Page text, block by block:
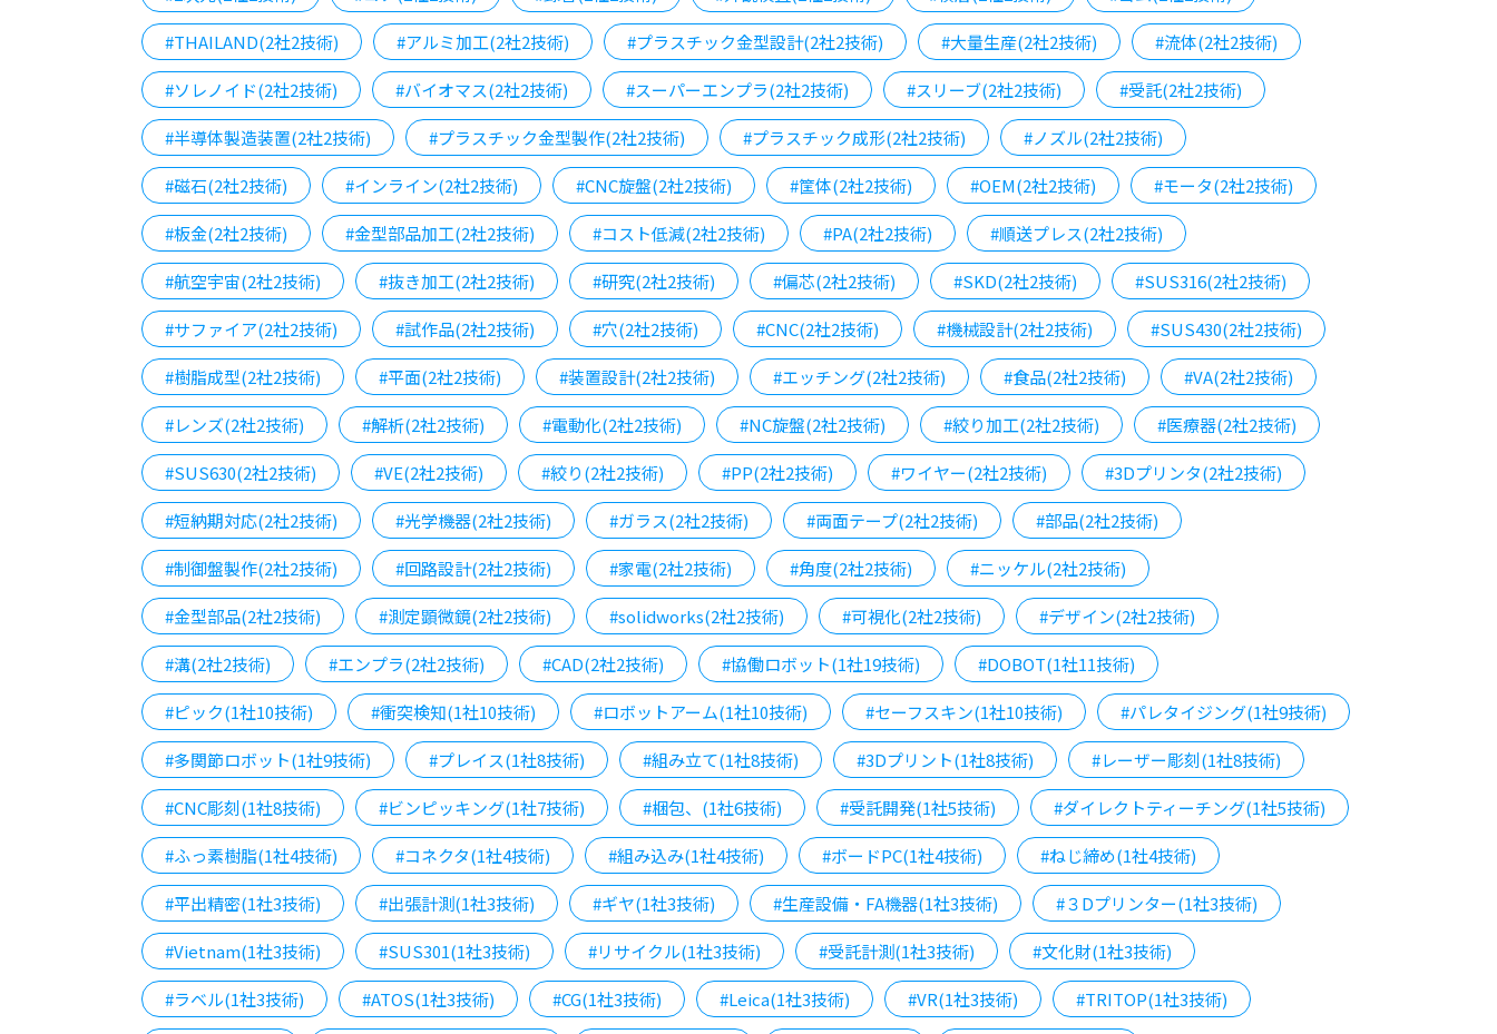
#THAILAND(2社2技術) #アルミ加工(2社2技術) #プラスチック金型設計(2社2技術) #大量生産(2社2技術) #流体(2社2技術)
#ソレノイド(2社2技術) #バイオマス(2社2技術) #スーパーエンプラ(2社2技術) #スリーブ(2社2技術) #受託(2社2技術)
#半導体製造装置(2社2技術) #プラスチック金型製作(2社2技術) #プラスチック成形(2社2技術) #ノズル(2社2技術)
#磁石(2社2技術) #インライン(2社2技術) #CNC旋盤(2社2技術) #筐体(2社2技術) #OEM(2社2技術) #モータ(2社2技術)
#板金(2社2技術) #金型部品加工(2社2技術) #コスト低減(2社2技術) #PA(2社2技術) #順送プレス(2社2技術)
#航空宇宙(2社2技術) #抜き加工(2社2技術) #研究(2社2技術) #偏芯(2社2技術) #SKD(2社2技術) #SUS316(2社2技術)
#サファイア(2社2技術) #試作品(2社2技術) #穴(2社2技術) #CNC(2社2技術) #機械設計(2社2技術) #SUS430(2社2技術)
#樹脂成型(2社2技術) #平面(2社2技術) #装置設計(2社2技術) #エッチング(2社2技術) #食品(2社2技術) #VA(2社2技術)
#レンズ(2社2技術) #解析(2社2技術) #電動化(2社2技術) #NC旋盤(2社2技術) #絞り加工(2社2技術) #医療器(2社2技術)
#SUS630(2社2技術) #VE(2社2技術) #絞り(2社2技術) #PP(2社2技術) #ワイヤー(2社2技術) #3Dプリンタ(2社2技術)
#短納期対応(2社2技術) #光学機器(2社2技術) #ガラス(2社2技術) #両面テープ(2社2技術) #部品(2社2技術)
#制御盤製作(2社2技術) #回路設計(2社2技術) #家電(2社2技術) #角度(2社2技術) #ニッケル(2社2技術)
#金型部品(2社2技術) #測定顕微鏡(2社2技術) #solidworks(2社2技術) #可視化(2社2技術) #デザイン(2社2技術)
#溝(2社2技術) #エンプラ(2社2技術) #CAD(2社2技術) #協働ロボット(1社19技術) #DOBOT(1社11技術)
#ピック(1社10技術) #衝突検知(1社10技術) #ロボットアーム(1社10技術) #セーフスキン(1社10技術) #パレタイジング(1社9技術)
#多関節ロボット(1社9技術) #プレイス(1社8技術) #組み立て(1社8技術) #3Dプリント(1社8技術) #レーザー彫刻(1社8技術)
#CNC彫刻(1社8技術) #ビンピッキング(1社7技術) #梱包、(1社6技術) #受託開発(1社5技術) #ダイレクトティーチング(1社5技術)
#ふっ素樹脂(1社4技術) #コネクタ(1社4技術) #組み込み(1社4技術) #ボードPC(1社4技術) #ねじ締め(1社4技術)
#平出精密(1社3技術) #出張計測(1社3技術) #ギヤ(1社3技術) #生産設備・FA機器(1社3技術) #３Dプリンター(1社3技術)
#Vietnam(1社3技術) #SUS301(1社3技術) #リサイクル(1社3技術) #受託計測(1社3技術) #文化財(1社3技術)
#ラベル(1社3技術) #ATOS(1社3技術) #CG(1社3技術) #Leica(1社3技術) #VR(1社3技術) #TRITOP(1社3技術)